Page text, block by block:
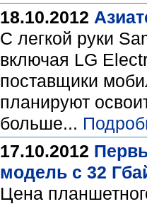
18.10.2012
С легкой руки
включая LG
поставщики
планируют
больше...
17.10.2012
модель с 32
Цена